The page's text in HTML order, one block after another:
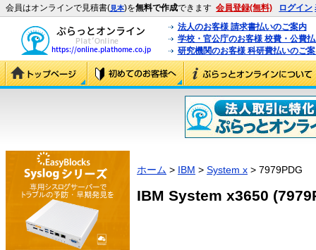
会員はオンラインで見積書(見本)を無料で作成できます 会員登録(無料) ログイン
法人のお客様 請求書払いのご案内
学校・官公庁のお客様 校費・公費
研究機関のお客様 科研費払いのご
ホーム > IBM > System x > 7979PDG
IBM System x3650